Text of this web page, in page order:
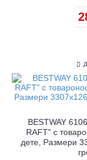
BESTWAY
RAFT" с
дете, Размери